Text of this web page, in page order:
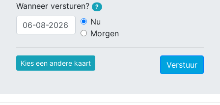
Wanneer versturen?
?
Nu
Morgen
Kies een andere kaart Verstuur